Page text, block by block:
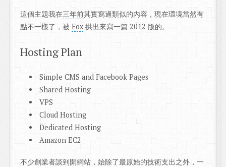
這個主題我在三年前其實寫過類似的內容，現在環境當然有
點不一樣了，被 Fox 拱出來寫一篇 2012 版的。
Hosting Plan
Simple CMS and Facebook Pages
Shared Hosting
VPS
Cloud Hosting
Dedicated Hosting
Amazon EC2
不少創業者談到開網站，始除了最原始的技術支出之外，一